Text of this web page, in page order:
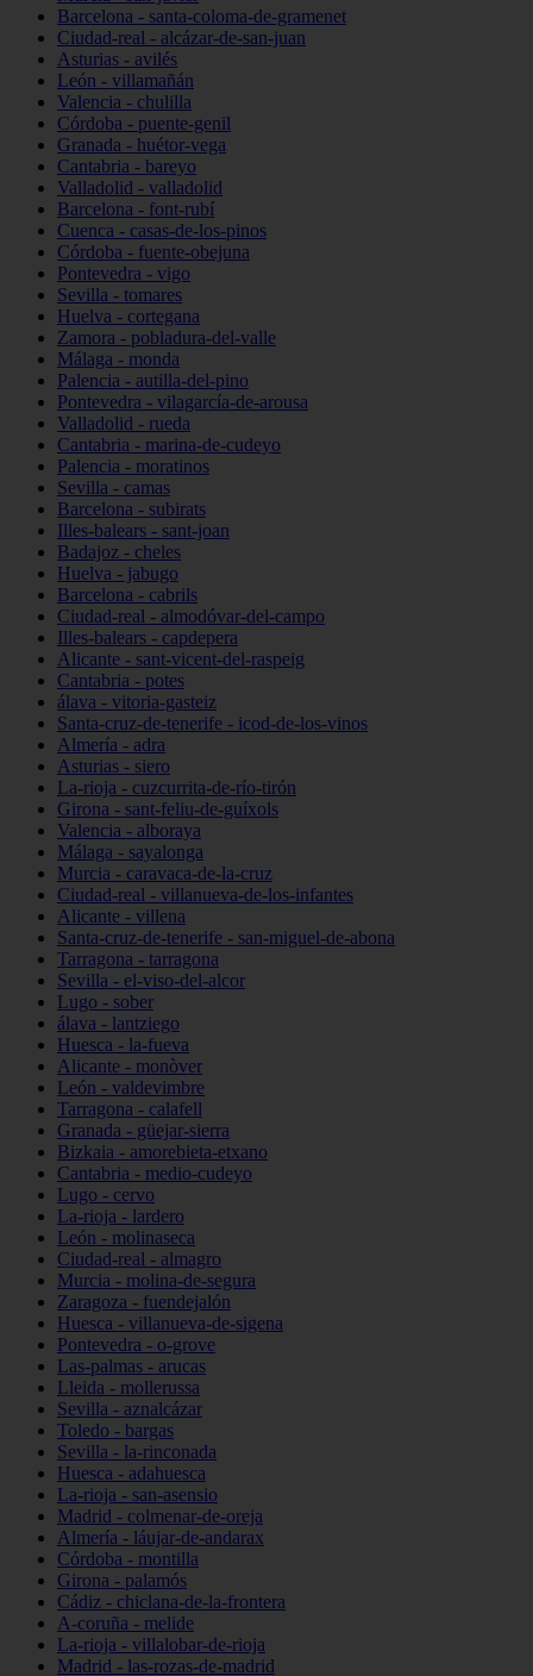
Barcelona - santa-coloma-de-gramenet
Ciudad-real - alcázar-de-san-juan
Asturias - avilés
León - villamañán
Valencia - chulilla
Córdoba - puente-genil
Granada - huétor-vega
Cantabria - bareyo
Valladolid - valladolid
Barcelona - font-rubí
Cuenca - casas-de-los-pinos
Córdoba - fuente-obejuna
Pontevedra - vigo
Sevilla - tomares
Huelva - cortegana
Zamora - pobladura-del-valle
Málaga - monda
Palencia - autilla-del-pino
Pontevedra - vilagarcía-de-arousa
Valladolid - rueda
Cantabria - marina-de-cudeyo
Palencia - moratinos
Sevilla - camas
Barcelona - subirats
Illes-balears - sant-joan
Badajoz - cheles
Huelva - jabugo
Barcelona - cabrils
Ciudad-real - almodóvar-del-campo
Illes-balears - capdepera
Alicante - sant-vicent-del-raspeig
Cantabria - potes
álava - vitoria-gasteiz
Santa-cruz-de-tenerife - icod-de-los-vinos
Almería - adra
Asturias - siero
La-rioja - cuzcurrita-de-río-tirón
Girona - sant-feliu-de-guíxols
Valencia - alboraya
Málaga - sayalonga
Murcia - caravaca-de-la-cruz
Ciudad-real - villanueva-de-los-infantes
Alicante - villena
Santa-cruz-de-tenerife - san-miguel-de-abona
Tarragona - tarragona
Sevilla - el-viso-del-alcor
Lugo - sober
álava - lantziego
Huesca - la-fueva
Alicante - monòver
León - valdevimbre
Tarragona - calafell
Granada - güejar-sierra
Bizkaia - amorebieta-etxano
Cantabria - medio-cudeyo
Lugo - cervo
La-rioja - lardero
León - molinaseca
Ciudad-real - almagro
Murcia - molina-de-segura
Zaragoza - fuendejalón
Huesca - villanueva-de-sigena
Pontevedra - o-grove
Las-palmas - arucas
Lleida - mollerussa
Sevilla - aznalcázar
Toledo - bargas
Sevilla - la-rinconada
Huesca - adahuesca
La-rioja - san-asensio
Madrid - colmenar-de-oreja
Almería - láujar-de-andarax
Córdoba - montilla
Girona - palamós
Cádiz - chiclana-de-la-frontera
A-coruña - melide
La-rioja - villalobar-de-rioja
Madrid - las-rozas-de-madrid